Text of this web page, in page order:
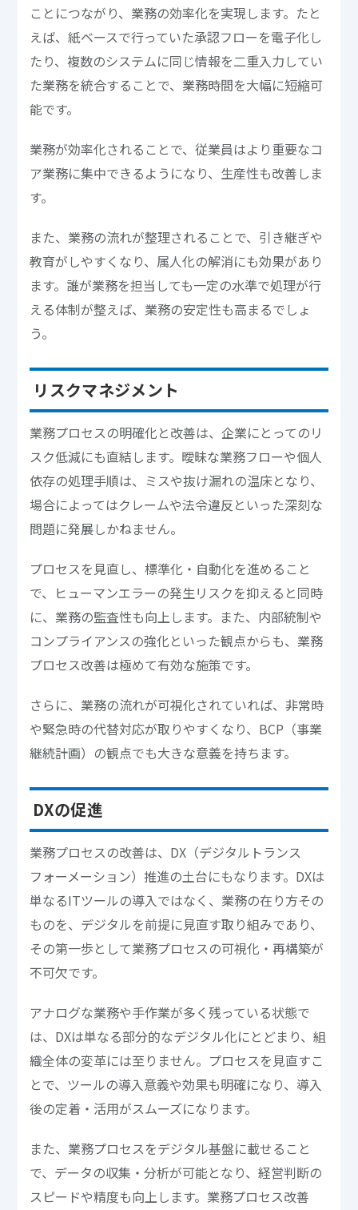
ことにつながり、業務の効率化を実現します。たと
えば、紙ベースで行っていた承認フローを電子化し
たり、複数のシステムに同じ情報を二重入力してい
た業務を統合することで、業務時間を大幅に短縮可
能です。
業務が効率化されることで、従業員はより重要なコ
ア業務に集中できるようになり、生産性も改善しま
す。
また、業務の流れが整理されることで、引き継ぎや
教育がしやすくなり、属人化の解消にも効果があり
ます。誰が業務を担当しても一定の水準で処理が行
える体制が整えば、業務の安定性も高まるでしょ
う。
リスクマネジメント
業務プロセスの明確化と改善は、企業にとってのリ
スク低減にも直結します。曖昧な業務フローや個人
依存の処理手順は、ミスや抜け漏れの温床となり、
場合によってはクレームや法令違反といった深刻な
問題に発展しかねません。
プロセスを見直し、標準化・自動化を進めること
で、ヒューマンエラーの発生リスクを抑えると同時
に、業務の監査性も向上します。また、内部統制や
コンプライアンスの強化といった観点からも、業務
プロセス改善は極めて有効な施策です。
さらに、業務の流れが可視化されていれば、非常時
や緊急時の代替対応が取りやすくなり、BCP（事業
継続計画）の観点でも大きな意義を持ちます。
DXの促進
業務プロセスの改善は、DX（デジタルトランス
フォーメーション）推進の土台にもなります。DXは
単なるITツールの導入ではなく、業務の在り方その
ものを、デジタルを前提に見直す取り組みであり、
その第一歩として業務プロセスの可視化・再構築が
不可欠です。
アナログな業務や手作業が多く残っている状態で
は、DXは単なる部分的なデジタル化にとどまり、組
織全体の変革には至りません。プロセスを見直すこ
とで、ツールの導入意義や効果も明確になり、導入
後の定着・活用がスムーズになります。
また、業務プロセスをデジタル基盤に載せること
で、データの収集・分析が可能となり、経営判断の
スピードや精度も向上します。業務プロセス改善